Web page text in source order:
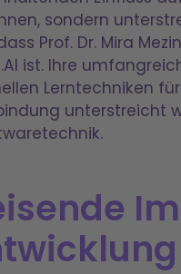
sondern
Prof. Dr. Mira
ist. Ihre
Lerntechniken